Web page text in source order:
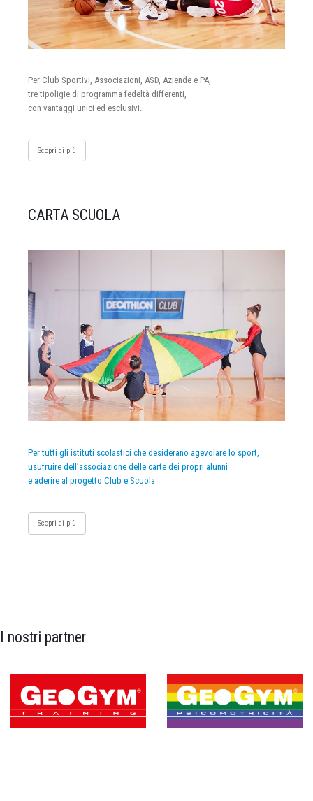
Per Club Sportivi, Associazioni, ASD, Aziende e PA,
tre tipoligie di programma fedeltà differenti,
con vantaggi unici ed esclusivi.
Scopri di più
CARTA SCUOLA
Per tutti gli istituti scolastici che desiderano agevolare lo sport,
usufruire dell’associazione delle carte dei propri alunni
e aderire al progetto Club e Scuola
Scopri di più
I nostri partner